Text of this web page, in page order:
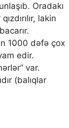
Oradakı
lakin
1000 dəfə çox
edir.
var.
(balıqlar